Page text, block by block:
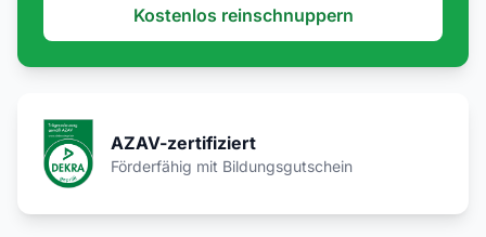
Kostenlos reinschnuppern
AZAV-zertifiziert
Förderfähig mit Bildungsgutschein